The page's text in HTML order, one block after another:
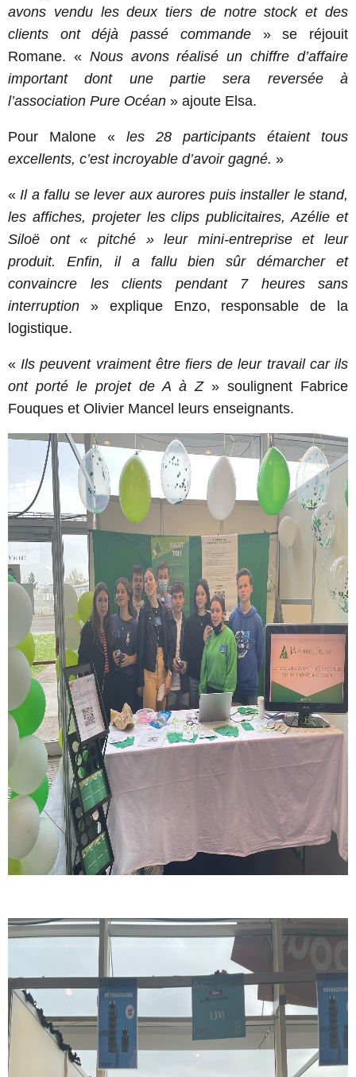
avons vendu les deux tiers de notre stock et des
clients ont déjà passé commande » se réjouit
Romane. « Nous avons réalisé un chiffre d’affaire
important dont une partie sera reversée à
l’association Pure Océan » ajoute Elsa.
Pour Malone « les 28 participants étaient tous
excellents, c’est incroyable d’avoir gagné. »
«Il a fallu se lever aux aurores puis installer le stand,
les affiches, projeter les clips publicitaires, Azélie et
Siloë ont « pitché » leur mini-entreprise et leur
produit. Enfin, il a fallu bien sûr démarcher et
convaincre les clients pendant 7 heures sans
interruption » explique Enzo, responsable de la
logistique.
«Ils peuvent vraiment être fiers de leur travail car ils
ont porté le projet de A à Z» soulignent Fabrice
Fouques et Olivier Mancel leurs enseignants.